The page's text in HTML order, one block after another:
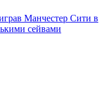
Манчестер Сити в
сейвами